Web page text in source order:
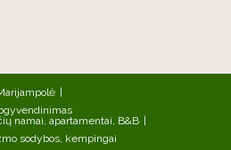
namai, apartamentai, B&B
sodybos, kempingai